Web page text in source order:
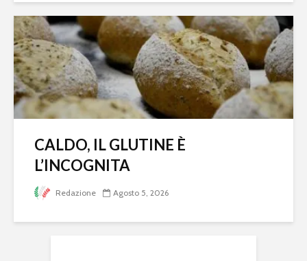
CALDO, IL GLUTINE È
L’INCOGNITA
Redazione Agosto 5, 2026